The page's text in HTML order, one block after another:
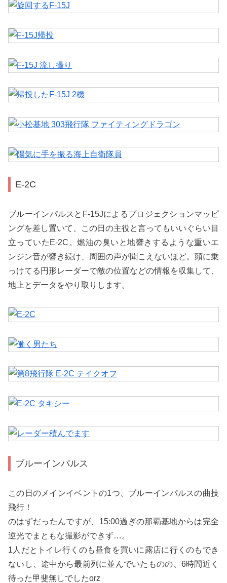
E-2C
ブルーインパルスとF-15Jによるプロジェクションマッピ
ングを差し置いて、この日の主役と言ってもいいぐらい目
立っていたE-2C。燃油の臭いと地響きするような重いエ
ンジン音が響き続け、周囲の声が聞こえないほど。頭に乗
っけてる円形レーダーで敵の位置などの情報を収集して、
地上とデータをやり取りします。
ブルーインパルス
この日のメインイベントの1つ、ブルーインパルスの曲技
飛行！
のはずだったんですが、15:00過ぎの那覇基地からは完全
逆光でまともな撮影ができず…。
1人だとトイレ行くのも昼食を買いに露店に行くのもでき
ないし、途中から最前列に並んでいたものの、6時間近く
待った甲斐無しでしたorz